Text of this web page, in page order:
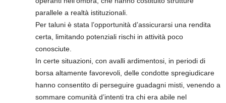
parallele a realtà istituzionali.
Per taluni è stata l’opportunità d’assicurarsi una rendita
certa, limitando potenziali rischi in attività poco
conosciute.
In certe situazioni, con avalli ardimentosi, in periodi di
borsa altamente favorevoli, delle condotte spregiudicare
hanno consentito di perseguire guadagni misti, venendo a
sommare comunità d’intenti tra chi era abile nel